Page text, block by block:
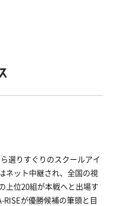
選りすぐりのスクールアイ
ネット中継され、全国の視
上位20組が本戦へと出場す
が優勝候補の筆頭と目